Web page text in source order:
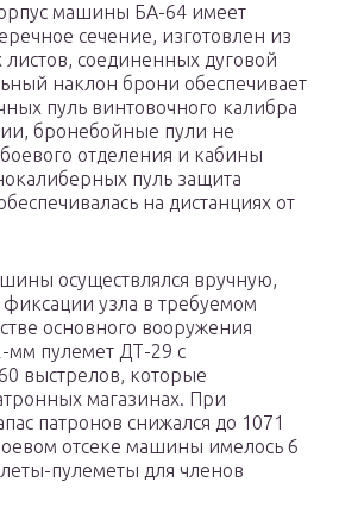
машины БА-64 имеет
сечение, изготовлен из
листов, соединенных дуговой
наклон брони обеспечивает
пуль винтовочного калибра
бронебойные пули не
отделения и кабины
пуль защита
на дистанциях от
осуществлялся вручную,
узла в требуемом
основного вооружения
мм пулемет ДТ-29 с
выстрелов, которые
магазинах. При
патронов снижался до 1071
отсеке машины имелось 6
пулеметы для членов